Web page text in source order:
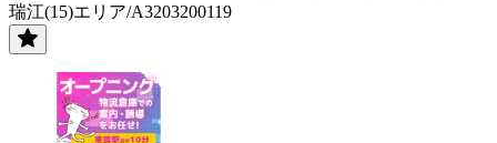
瑞江(15)エリア/A3203200119